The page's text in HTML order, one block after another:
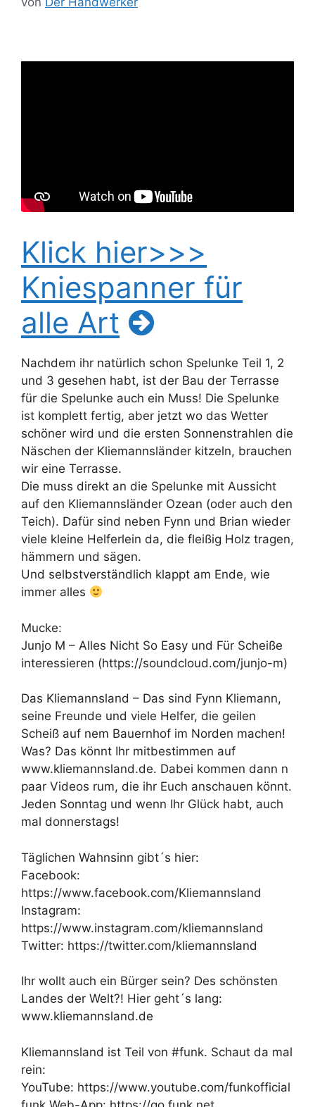
Klick hier>>>
Kniespanner für
alle Art
Nachdem ihr natürlich schon Spelunke Teil 1, 2
und 3 gesehen habt, ist der Bau der Terrasse
für die Spelunke auch ein Muss! Die Spelunke
ist komplett fertig, aber jetzt wo das Wetter
schöner wird und die ersten Sonnenstrahlen die
Näschen der Kliemannsländer kitzeln, brauchen
wir eine Terrasse.
Die muss direkt an die Spelunke mit Aussicht
auf den Kliemannsländer Ozean (oder auch den
Teich). Dafür sind neben Fynn und Brian wieder
viele kleine Helferlein da, die fleißig Holz tragen,
hämmern und sägen.
Und selbstverständlich klappt am Ende, wie
immer alles
Mucke:
Junjo M – Alles Nicht So Easy und Für Scheiße
interessieren (https://soundcloud.com/junjo-m)
Das Kliemannsland – Das sind Fynn Kliemann,
seine Freunde und viele Helfer, die geilen
Scheiß auf nem Bauernhof im Norden machen!
Was? Das könnt Ihr mitbestimmen auf
www.kliemannsland.de. Dabei kommen dann n
paar Videos rum, die ihr Euch anschauen könnt.
Jeden Sonntag und wenn Ihr Glück habt, auch
mal donnerstags!
Täglichen Wahnsinn gibt´s hier:
Facebook:
https://www.facebook.com/Kliemannsland
Instagram:
https://www.instagram.com/kliemannsland
Twitter: https://twitter.com/kliemannsland
Ihr wollt auch ein Bürger sein? Des schönsten
Landes der Welt?! Hier geht´s lang:
www.kliemannsland.de
Kliemannsland ist Teil von #funk. Schaut da mal
rein:
YouTube: https://www.youtube.com/funkofficial